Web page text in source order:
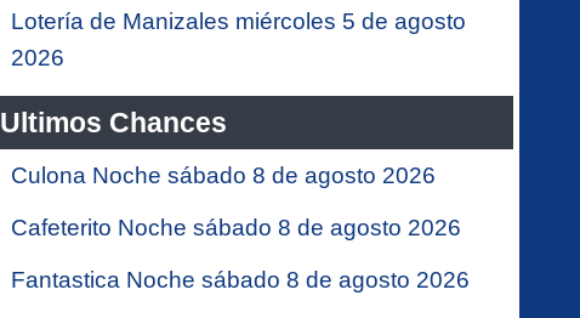
Lotería de Manizales miércoles 5 de agosto
2026
Ultimos Chances
Culona Noche sábado 8 de agosto 2026
Cafeterito Noche sábado 8 de agosto 2026
Fantastica Noche sábado 8 de agosto 2026